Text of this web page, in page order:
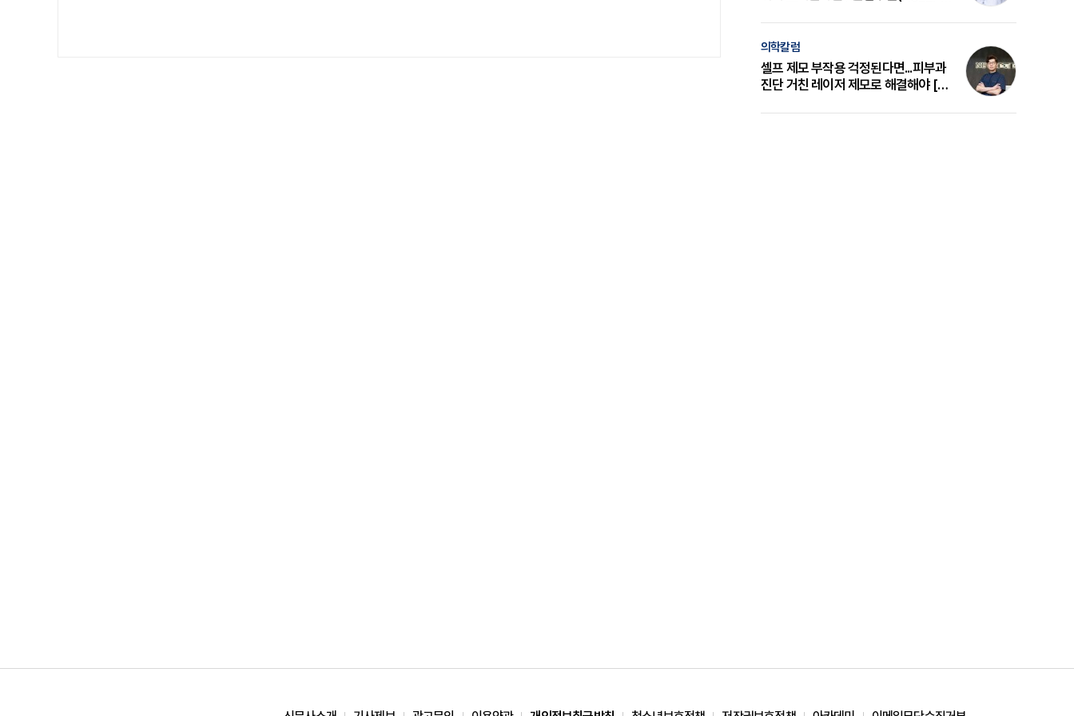
의학칼럼
셀프 제모 부작용 걱정된다면...피부과
진단 거친 레이저 제모로 해결해야 [변